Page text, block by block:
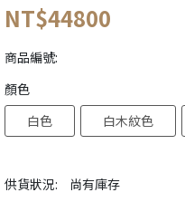
NT$44800
商品編號:
供貨狀況: 尚有庫存
顏色
白色
白木紋色